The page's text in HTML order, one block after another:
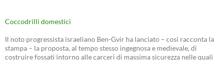
Coccodrilli domestici
Il noto progressista israeliano Ben-Gvir ha lanciato – così racconta la
stampa – la proposta, al tempo stesso ingegnosa e medievale, di
costruire fossati intorno alle carceri di massima sicurezza nelle quali